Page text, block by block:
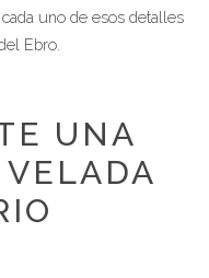
uno de esos detalles
Ebro.
UNA